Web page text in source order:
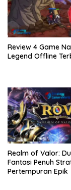
Review 4 Game
Legend Offline
Realm of Valor:
Fantasi Penuh
Pertempuran Epik